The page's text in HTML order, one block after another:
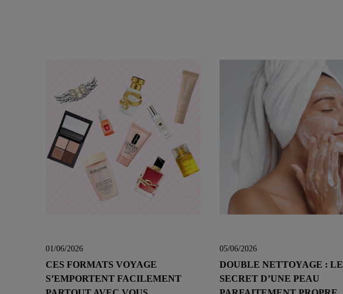
01/06/2026
CES FORMATS VOYAGE
S’EMPORTENT FACILEMENT
05/06/2026
DOUBLE NETTOYAGE : LE
SECRET D’UNE PEAU